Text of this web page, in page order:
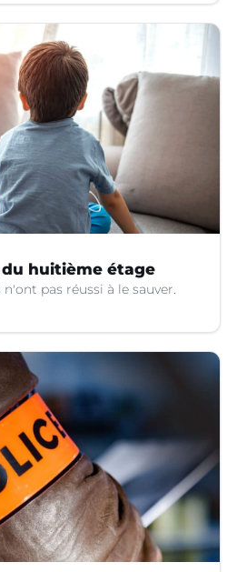
huitième étage
pas réussi à le sauver.